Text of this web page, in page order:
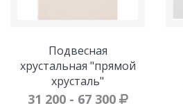
Подвесная
хрустальная "прямой
хрусталь"
31 200 - 67 300